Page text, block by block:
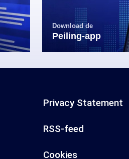
Download de
Peiling-app
Privacy Statement
RSS-feed
Cookies